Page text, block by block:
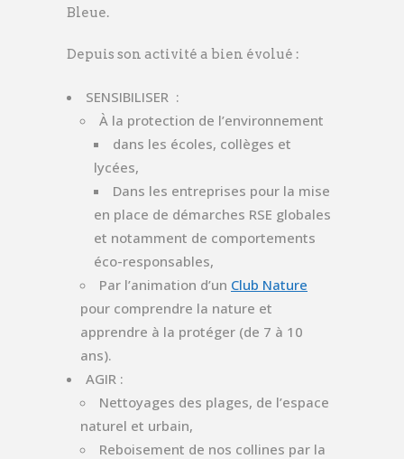
Bleue.
Depuis son activité a bien évolué :
SENSIBILISER :
À la protection de l’environnement
dans les écoles, collèges et
lycées,
Dans les entreprises pour la mise
en place de démarches RSE globales
et notamment de comportements
éco-responsables,
Par l’animation d’un Club Nature
pour comprendre la nature et
apprendre à la protéger (de 7 à 10
ans).
AGIR :
Nettoyages des plages, de l’espace
naturel et urbain,
Reboisement de nos collines par la